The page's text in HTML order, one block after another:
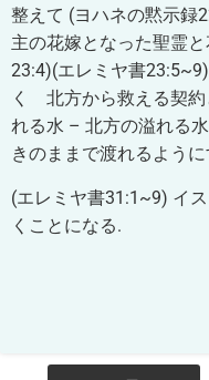
整えて (ヨハネの黙示録
主の花嫁となった聖霊
23:4)(エレミヤ書
く 北方から救える契約
れる水 – 北方の溢れる
きのままで渡れるように
(エレミヤ書31:1~9) イ
くことになる.